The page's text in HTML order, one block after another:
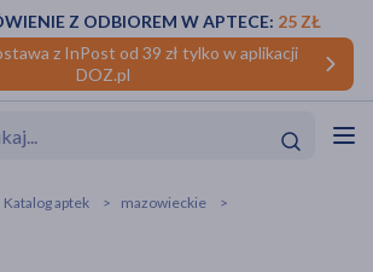
z InPost od 39 zł tylko w aplikacji
DOZ.pl
Z ODBIOREM W APTECE: 25 ZŁ
Katalog aptek
mazowieckie